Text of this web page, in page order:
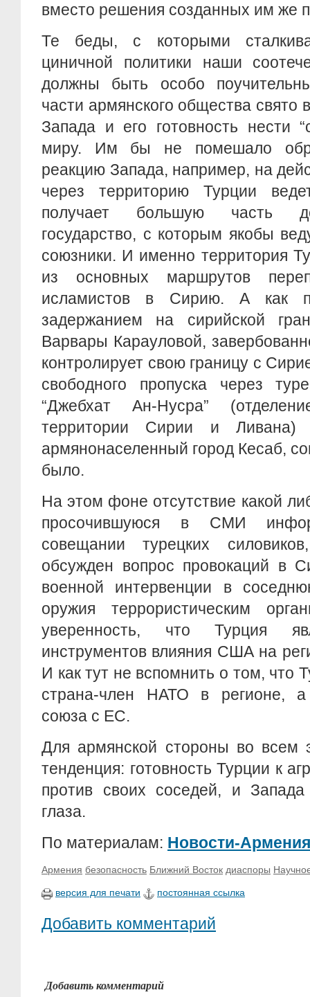
вместо решения созданных им же
Те беды, с которыми
циничной политики наши
должны быть особо
части армянского общества
Запада и его готовность нести
миру. Им бы не помешало
реакцию Запада, например, на
через территорию Турции
получает большую часть
государство, с которым якобы
союзники. И именно территория
из основных маршрутов
исламистов в Сирию. А как
задержанием на сирийской
Варвары Карауловой,
контролирует свою границу с
свободного пропуска через
“Джебхат Ан-Нусра”
территории Сирии и Ливана)
армянонаселенный город Кесаб,
было.
На этом фоне отсутствие какой
просочившуюся в СМИ
совещании турецких
обсужден вопрос провокаций в
военной интервенции в
оружия террористическим
уверенность, что Турция
инструментов влияния США на
И как тут не вспомнить о том, что
страна-член НАТО в регионе, а
союза с ЕС.
Для армянской стороны во всем
тенденция: готовность Турции к
против своих соседей, и
глаза.
По материалам: Новости-Армения
Армения безопасность Ближний Восток диаспоры
версия для печати постоянная ссылка
Добавить комментарий
Добавить комментарий